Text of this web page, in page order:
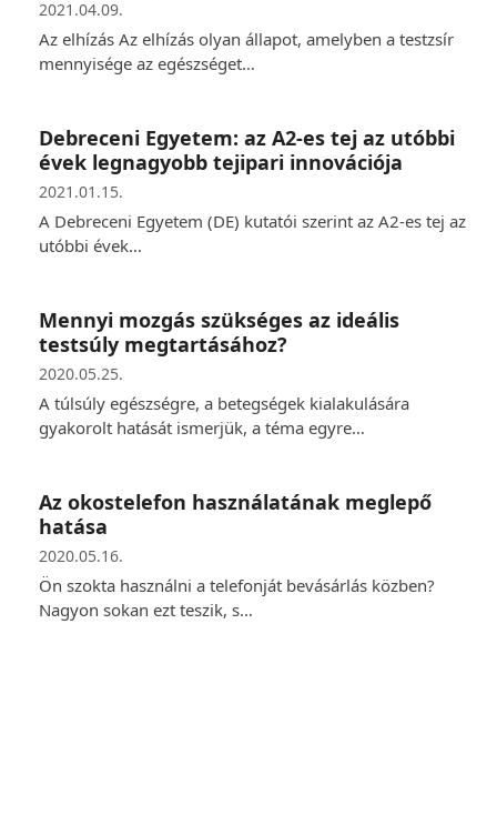
2021.04.09.
Az elhízás Az elhízás olyan állapot, amelyben a testzsír
mennyisége az egészséget…
Debreceni Egyetem: az A2-es tej az utóbbi
évek legnagyobb tejipari innovációja
2021.01.15.
A Debreceni Egyetem (DE) kutatói szerint az A2-es tej az
utóbbi évek…
Mennyi mozgás szükséges az ideális
testsúly megtartásához?
2020.05.25.
A túlsúly egészségre, a betegségek kialakulására
gyakorolt hatását ismerjük, a téma egyre…
Az okostelefon használatának meglepő
hatása
2020.05.16.
Ön szokta használni a telefonját bevásárlás közben?
Nagyon sokan ezt teszik, s…